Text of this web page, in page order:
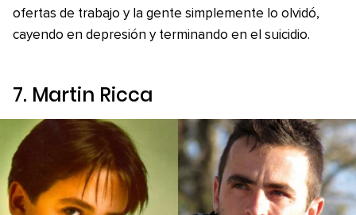
ofertas de trabajo y la gente simplemente lo olvidó,
cayendo en depresión y terminando en el suicidio.
7. Martin Ricca